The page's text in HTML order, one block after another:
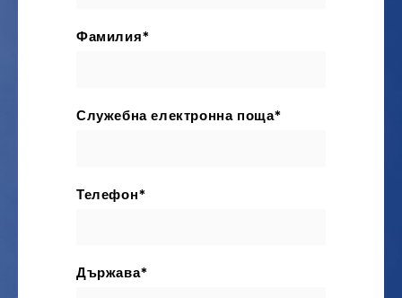
Фамилия*
Служебна електронна поща*
Телефон*
Държава*